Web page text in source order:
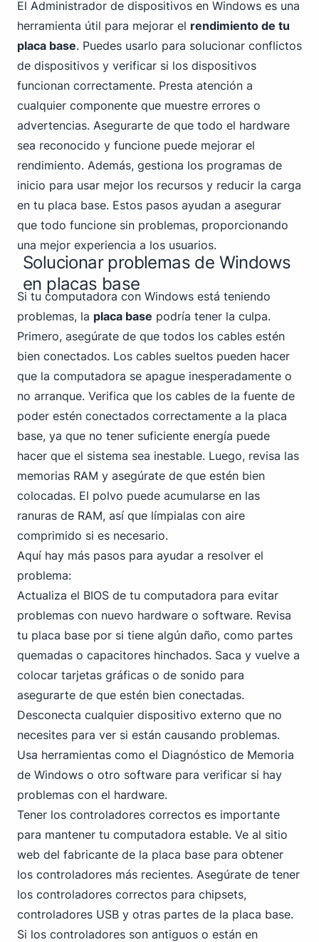
El Administrador de dispositivos en Windows es una
herramienta útil para mejorar el rendimiento de tu
placa base. Puedes usarlo para solucionar conflictos
de dispositivos y verificar si los dispositivos
funcionan correctamente. Presta atención a
cualquier componente que muestre errores o
advertencias. Asegurarte de que todo el hardware
sea reconocido y funcione puede mejorar el
rendimiento. Además, gestiona los programas de
inicio para usar mejor los recursos y reducir la carga
en tu placa base. Estos pasos ayudan a asegurar
que todo funcione sin problemas, proporcionando
una mejor experiencia a los usuarios.
Solucionar problemas de Windows
en placas base
Si tu computadora con Windows está teniendo
problemas, la placa base podría tener la culpa.
Primero, asegúrate de que todos los cables estén
bien conectados. Los cables sueltos pueden hacer
que la computadora se apague inesperadamente o
no arranque. Verifica que los cables de la fuente de
poder estén conectados correctamente a la placa
base, ya que no tener suficiente energía puede
hacer que el sistema sea inestable. Luego, revisa las
memorias RAM y asegúrate de que estén bien
colocadas. El polvo puede acumularse en las
ranuras de RAM, así que límpialas con aire
comprimido si es necesario.
Aquí hay más pasos para ayudar a resolver el
problema:
Actualiza el BIOS de tu computadora para evitar
problemas con nuevo hardware o software. Revisa
tu placa base por si tiene algún daño, como partes
quemadas o capacitores hinchados. Saca y vuelve a
colocar tarjetas gráficas o de sonido para
asegurarte de que estén bien conectadas.
Desconecta cualquier dispositivo externo que no
necesites para ver si están causando problemas.
Usa herramientas como el Diagnóstico de Memoria
de Windows o otro software para verificar si hay
problemas con el hardware.
Tener los controladores correctos es importante
para mantener tu computadora estable. Ve al sitio
web del fabricante de la placa base para obtener
los controladores más recientes. Asegúrate de tener
los controladores correctos para chipsets,
controladores USB y otras partes de la placa base.
Si los controladores son antiguos o están en